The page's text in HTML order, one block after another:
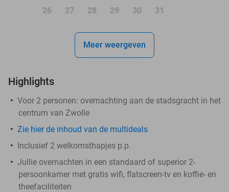
26 27 28 29 30 31
Meer weergeven
Highlights
Voor 2 personen: overnachting aan de stadsgracht in het
centrum van Zwolle
Zie hier de inhoud van de multideals
Inclusief 2 welkomsthapjes p.p.
Jullie overnachten in een standaard of superior 2-
persoonkamer met gratis wifi, flatscreen-tv en koffie- en
theefaciliteiten